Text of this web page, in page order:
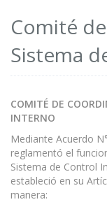
Comité
Sistema
COMITÉ DE
INTERNO
Mediante Acuerdo
reglamentó el
Sistema de Control
estableció en su
manera: